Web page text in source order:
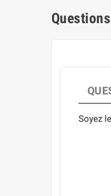
Questions
Soyez